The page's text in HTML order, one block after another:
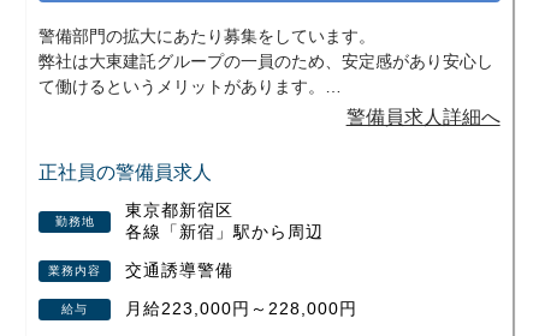
正社員の警備員求人
勤務地
東京都新宿区
各線「新宿」駅から周辺
業務内容 交通誘導警備
給与 月給223,000円～228,000円
警備部門の拡大にあたり募集をしています。
弊社は大東建託グループの一員のため、安定感があり安心し
て働けるというメリットがあります。
安定した環境で働きたい人や未経験から資格やスキルを身に
少しでも興味を持って頂けたら、是非ご応募ください。
警備員求人詳細へ